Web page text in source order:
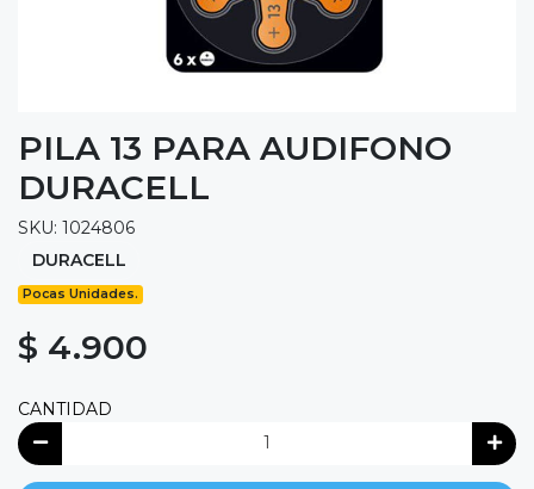
PILA 13 PARA AUDIFONO
DURACELL
SKU: 1024806
DURACELL
Pocas Unidades.
$ 4.900
CANTIDAD